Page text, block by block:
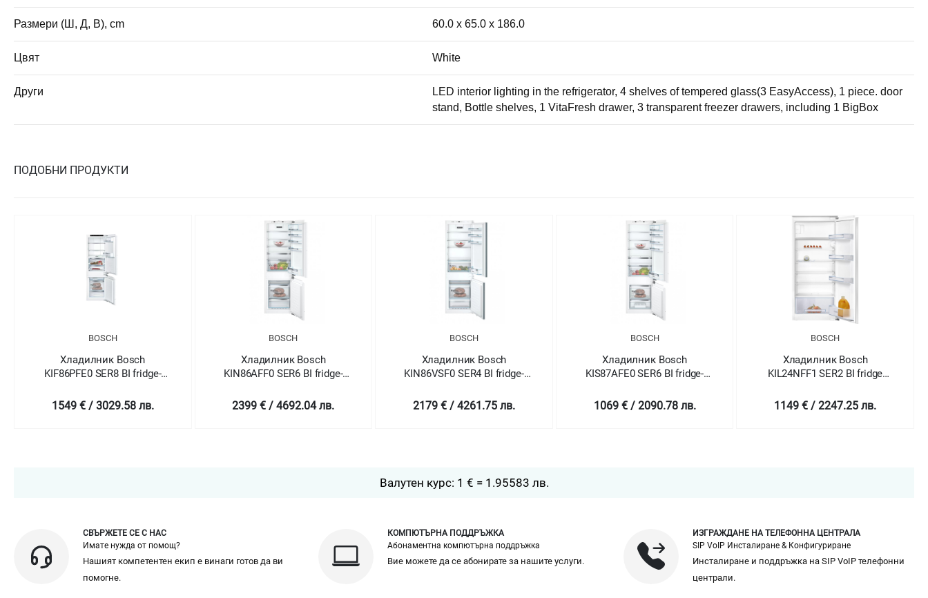
Размери (Ш, Д, В), cm 60.0 x 65.0 x 186.0
Цвят White
Други
LED interior lighting in the refrigerator, 4 shelves of tempered glass(3 EasyAccess), 1 piece. door
stand, Bottle shelves, 1 VitaFresh drawer, 3 transparent freezer drawers, including 1 BigBox
ПОДОБНИ ПРОДУКТИ
Хладилник Bosch
KIN86AFF0 SER6 BI fridge-
2399 € / 4692.04 лв.
Хладилник Bosch
KIN86VSF0 SER4 BI fridge-
2179 € / 4261.75 лв.
Хладилник Bosch
KIS87AFE0 SER6 BI fridge-
1069 € / 2090.78 лв.
Хладилник Bosch
KIL24NFF1 SER2 BI fridge
1149 € / 2247.25 лв.
Хладилник Bosch
KGN39HIEP SER6;
NoFrost E
3299 € / 6452.28 лв.
Валутен курс: 1 € = 1.95583 лв.
СВЪРЖЕТЕ СЕ С НАС
Имате нужда от помощ?
Нашият компетентен екип е винаги готов да ви
помогне.
КОМПЮТЪРНА ПОДДРЪЖКА
Абонаментна компютърна поддръжка
Вие можете да се абонирате за нашите услуги.
ИЗГРАЖДАНЕ НА ТЕЛЕФОННА ЦЕНТРАЛА
SIP VoIP Инсталиране & Конфигуриране
Инсталиране и поддръжка на SIP VoIP телефонни
централи.